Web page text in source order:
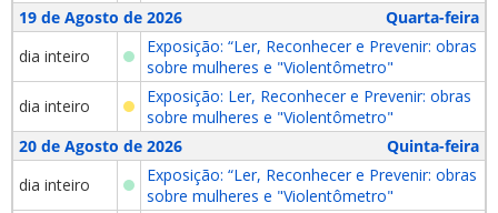
19 de Agosto de 2026
Quarta-feira
dia inteiro
Exposição: “Ler, Reconhecer e Prevenir: obras
sobre mulheres e "Violentômetro"
dia inteiro
Exposição: Ler, Reconhecer e Prevenir: obras
sobre mulheres e "Violentômetro"
20 de Agosto de 2026
Quinta-feira
dia inteiro
Exposição: “Ler, Reconhecer e Prevenir: obras
sobre mulheres e "Violentômetro"